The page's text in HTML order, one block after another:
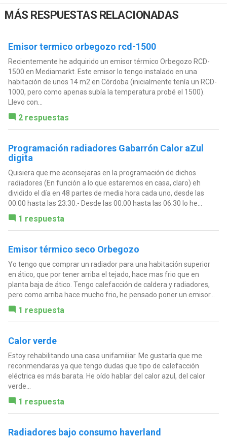
MÁS RESPUESTAS RELACIONADAS
Emisor termico orbegozo rcd-1500
Recientemente he adquirido un emisor térmico Orbegozo RCD-
1500 en Mediamarkt. Este emisor lo tengo instalado en una
habitación de unos 14 m2 en Córdoba (inicialmente tenía un RCD-
1000, pero como apenas subía la temperatura probé el 1500).
Llevo con...
2 respuestas
Programación radiadores Gabarrón Calor aZul
digita
Quisiera que me aconsejaras en la programación de dichos
radiadores (En función a lo que estaremos en casa, claro) eh
dividido el día en 48 partes de media hora cada uno, desde las
00:00 hasta las 23:30.- Desde las 00:00 hasta las 06:30 lo he...
1 respuesta
Emisor térmico seco Orbegozo
Yo tengo que comprar un radiador para una habitación superior
en ático, que por tener arriba el tejado, hace mas frio que en
planta baja de ático. Tengo calefacción de caldera y radiadores,
pero como arriba hace mucho frio, he pensado poner un emisor...
1 respuesta
Calor verde
Estoy rehabilitando una casa unifamiliar. Me gustaría que me
reconmendaras ya que tengo dudas que tipo de calefacción
eléctrica es más barata. He oído hablar del calor azul, del calor
verde...
1 respuesta
Radiadores bajo consumo haverland